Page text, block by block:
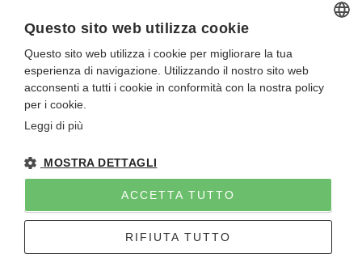
FARE UN REGALO AGLI SPOSI O A UN
FESTEGGIATO?
La tua Lista in Viaggio…
Gitan viaggiNOTE LEGALI-PRIVACY- DIRETTIVA UE 2015/2032
P.I. E C.F. 01922670227 - CAPITALE SOCIALE I.V. 10.000 EURO
Questo sito web utilizza cookie
Questo sito web utilizza i cookie per migliorare la tua
esperienza di navigazione. Utilizzando il nostro sito web
acconsenti a tutti i cookie in conformità con la nostra policy
per i cookie.
Leggi di più
MOSTRA DETTAGLI
ACCETTA TUTTO
RIFIUTA TUTTO